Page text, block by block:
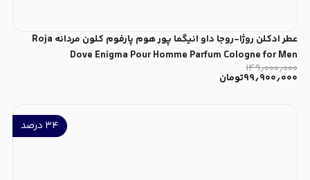
عطر ادکلن روژا-روجا داو انیگما پور هوم پارفوم کلون مردانه Roja
Dove Enigma Pour Homme Parfum Cologne for Men
۱۴۹٫۰۰۰٫۰۰۰
۹۹٫۹۰۰٫۰۰۰تومان
۳۴ درصد